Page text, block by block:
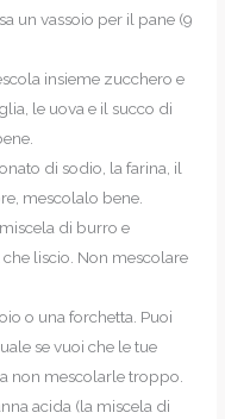
un vassoio per il pane (9
insieme zucchero e
le uova e il succo di
di sodio, la farina, il
mescolalo bene.
di burro e
liscio. Non mescolare
o una forchetta. Puoi
se vuoi che le tue
non mescolarle troppo.
acida (la miscela di